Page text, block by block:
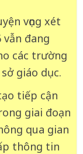
vọng xét
vẫn đang
các trường
giáo dục.
tiếp cận
giai đoạn
qua gian
thông tin